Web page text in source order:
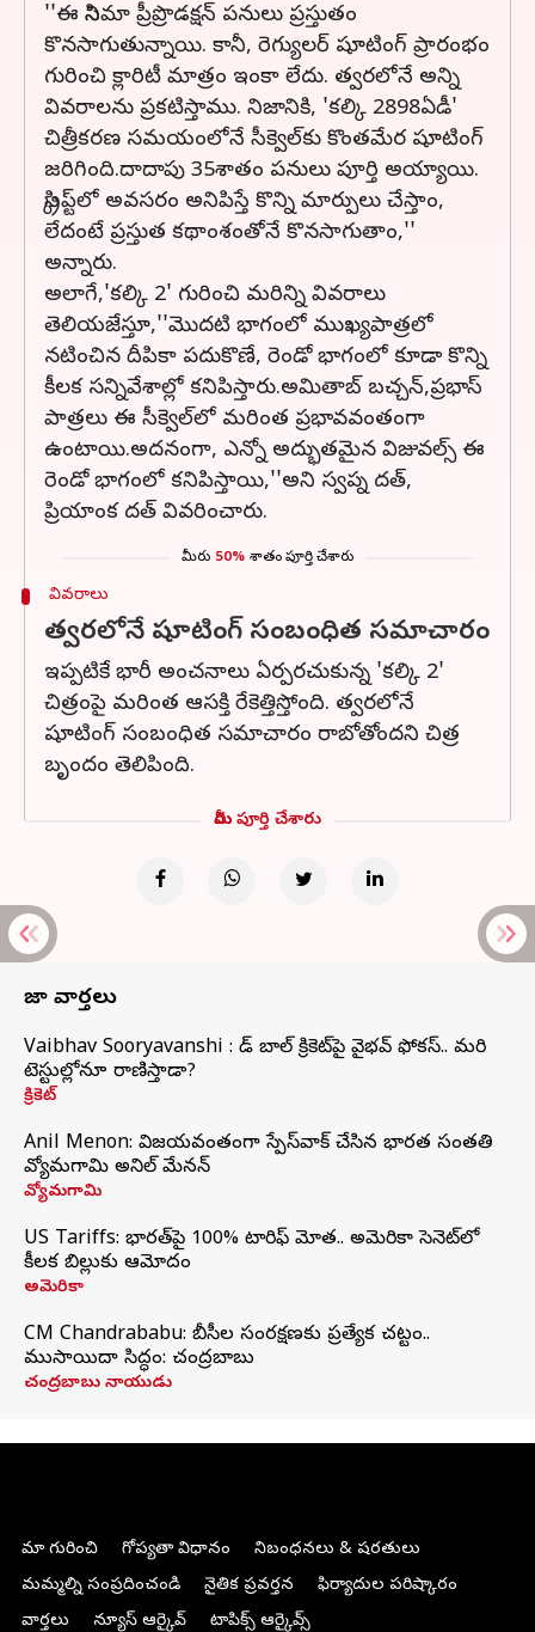
''ఈ సినిమా ప్రీప్రొడక్షన్‌ పనులు ప్రస్తుతం
కొనసాగుతున్నాయి. కానీ, రెగ్యులర్‌ షూటింగ్‌ ప్రారంభం
గురించి క్లారిటీ మాత్రం ఇంకా లేదు. త్వరలోనే అన్ని
వివరాలను ప్రకటిస్తాము. నిజానికి, 'కల్కి 2898ఏడీ'
చిత్రీకరణ సమయంలోనే సీక్వెల్‌కు కొంతమేర షూటింగ్‌
జరిగింది.దాదాపు 35శాతం పనులు పూర్తి అయ్యాయి.
స్క్రిప్ట్‌లో అవసరం అనిపిస్తే కొన్ని మార్పులు చేస్తాం,
లేదంటే ప్రస్తుత కథాంశంతోనే కొనసాగుతాం,''
అన్నారు.
అలాగే,'కల్కి 2' గురించి మరిన్ని వివరాలు
తెలియజేస్తూ,''మొదటి భాగంలో ముఖ్యపాత్రలో
నటించిన దీపికా పదుకొణే, రెండో భాగంలో కూడా కొన్ని
కీలక సన్నివేశాల్లో కనిపిస్తారు.అమితాబ్‌ బచ్చన్‌,ప్రభాస్‌
పాత్రలు ఈ సీక్వెల్‌లో మరింత ప్రభావవంతంగా
ఉంటాయి.అదనంగా, ఎన్నో అద్భుతమైన విజువల్స్‌ ఈ
రెండో భాగంలో కనిపిస్తాయి,''అని స్వప్న దత్‌,
ప్రియాంక దత్‌ వివరించారు.
మీరు 50% శాతం పూర్తి చేశారు
వివరాలు
త్వరలోనే షూటింగ్‌ సంబంధిత సమాచారం
ఇప్పటికే భారీ అంచనాలు ఏర్పరచుకున్న 'కల్కి 2'
చిత్రంపై మరింత ఆసక్తి రేకెత్తిస్తోంది. త్వరలోనే
షూటింగ్‌ సంబంధిత సమాచారం రాబోతోందని చిత్ర
బృందం తెలిపింది.
మీరు పూర్తి చేశారు
తాజా వార్తలు
Vaibhav Sooryavanshi : రెడ్ బాల్ క్రికెట్‌పై వైభవ్ ఫోకస్.. మరి
టెస్టుల్లోనూ రాణిస్తాడా?
క్రికెట్
Anil Menon: విజయవంతంగా స్పేస్‌వాక్‌ చేసిన భారత సంతతి
వ్యోమగామి అనిల్‌ మేనన్
వ్యోమగామి
US Tariffs: భారత్‌పై 100% టారిఫ్‌ మోత.. అమెరికా సెనెట్‌లో
కీలక బిల్లుకు ఆమోదం
అమెరికా
CM Chandrababu: బీసీల సంరక్షణకు ప్రత్యేక చట్టం..
ముసాయిదా సిద్ధం: చంద్రబాబు
చంద్రబాబు నాయుడు
మా గురించి గోప్యతా విధానం
నిబంధనలు & షరతులు
మమ్మల్ని సంప్రదించండి
నైతిక ప్రవర్తన
ఫిర్యాదుల పరిష్కారం
వార్తలు
న్యూస్ ఆర్కైవ్ టాపిక్స్ ఆర్కైవ్స్